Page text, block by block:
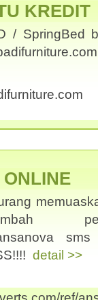
KREDIT
/ SpringBed
ansanova
detail >>